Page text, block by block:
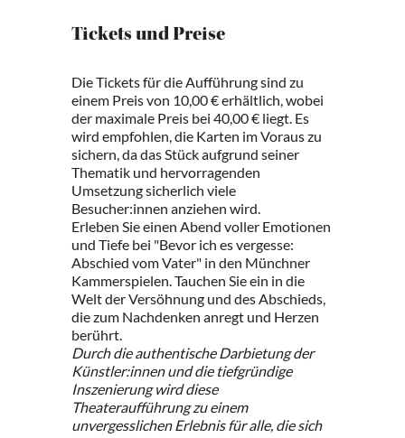
Tickets und Preise
Die Tickets für die Aufführung sind zu
einem Preis von 10,00 € erhältlich, wobei
der maximale Preis bei 40,00 € liegt. Es
wird empfohlen, die Karten im Voraus zu
sichern, da das Stück aufgrund seiner
Thematik und hervorragenden
Umsetzung sicherlich viele
Besucher:innen anziehen wird.
Erleben Sie einen Abend voller Emotionen
und Tiefe bei "Bevor ich es vergesse:
Abschied vom Vater" in den Münchner
Kammerspielen. Tauchen Sie ein in die
Welt der Versöhnung und des Abschieds,
die zum Nachdenken anregt und Herzen
berührt.
Durch die authentische Darbietung der
Künstler:innen und die tiefgründige
Inszenierung wird diese
Theateraufführung zu einem
unvergesslichen Erlebnis für alle, die sich